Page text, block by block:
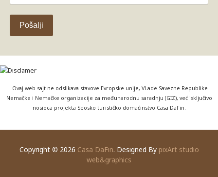
Pošalji
Ovaj web sajt ne odslikava stavove Evropske unije, VLade Savezne Republike
Nemačke i Nemačke organizacije za međunarodnu saradnju (GIZ), već isključivo
nosioca projekta Seosko turističko domaćinstvo Casa DaFin.
Copyright © 2026 Casa DaFin. Designed By pixArt studio
web&graphics